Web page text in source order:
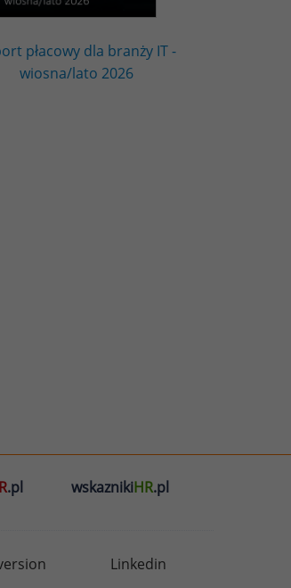
płacowy dla branży IT -
wiosna/lato 2026
.pl wskaznikiHR.pl
Linkedin